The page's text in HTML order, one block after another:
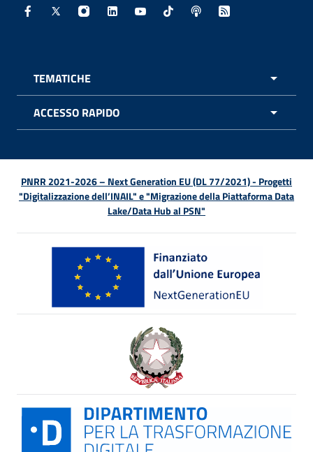
Facebook - Sito esterno - Apertura in nuova finestra
X - Sito esterno - Apertura in nuova finestra
Instagram - Sito esterno - Apertura in
Linkedin - Sito esterno - Apertura in
Youtube - Sito esterno -
TikTok - Sito esterno -
Spreaker - Sito
Feed RSS -
TEMATICHE
ACCESSO RAPIDO
PNRR 2021-2026 – Next Generation EU (DL 77/2021) - Progetti
"Digitalizzazione dell’INAIL" e "Migrazione della Piattaforma Data
Lake/Data Hub al PSN"